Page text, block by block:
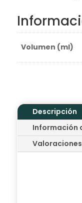
Volumen (ml)
Descripción
Información